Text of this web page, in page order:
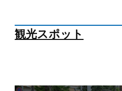
観光スポット